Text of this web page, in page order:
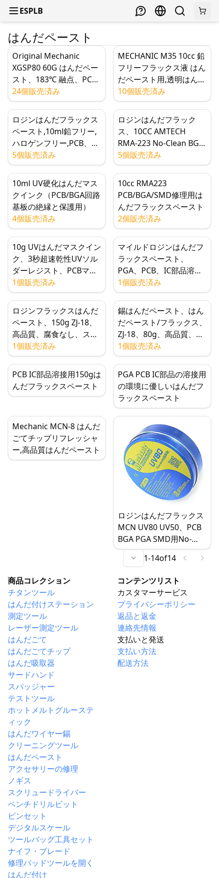
ESPLB
はんだペースト
Original Mechanic
XGSP80 60G はんだペー
スト、183℃ 融点、PCB
SMD SMT チップ修理用
フラックス溶接ペースト
24個販売済み
MECHANIC M35 10cc 鉛
フリーフラックス液 はん
だペースト用,透明はんだ
シリンジ,携帯電話マザー
ボード修理
10個販売済み
ロジンはんだフラックス
ペースト,10ml鉛フリー,
ハロゲンフリー,PCB、
BGA、チップリワーク用
ノークリーニング
5個販売済み
ロジンはんだフラック
ス、10CC AMTECH
RMA-223 No-Clean BGA
PCBフラックスペース
ト、チップのリワーク用
高粘度
5個販売済み
10ml UV硬化はんだマス
クインク（PCB/BGA回路
基板の絶縁と保護用）
4個販売済み
10cc RMA223
PCB/BGA/SMD修理用は
んだフラックスペースト
2個販売済み
10g UVはんだマスクイン
ク、3秒超速乾性UVソル
ダーレジスト、PCBマザ
ーボード、電話フレック
スケーブル、ジャンパー
線安定化用
1個販売済み
マイルドロジンはんだフ
ラックスペースト、
PGA、PCB、IC部品溶接
用環境はんだフラック
ス、低残留、非毒性
1個販売済み
ロジンフラックスはんだ
ペースト、150g ZJ-18、
高品質、腐食なし、スム
ーズな溶接面
1個販売済み
錫はんだペースト、はん
だペースト/フラックス、
ZJ-18、80g、高品質、腐
食なし
1個販売済み
PCB IC部品溶接用150gは
んだフラックスペースト
PGA PCB IC部品の溶接用
の環境に優しいはんだフ
ラックスペースト
Mechanic MCN-8 はんだ
ごてチップリフレッシャ
ー,高品質はんだペースト
ロジンはんだフラックス
MCN UV80 UV50、PCB
BGA PGA SMD用No-
Cleanフラックスはんだ
ペースト
1-14of14
商品コレクション
チタンツール
はんだ付けステーション
測定ツール
レーザー測定ツール
はんだごて
はんだごてチップ
はんだ吸取器
サードハンド
スパッジャー
テストツール
ホットメルトグルーステ
ィック
はんだワイヤー錫
クリーニングツール
はんだペースト
アクセサリーの修理
ノギス
スクリュードライバー
ペンチ ドリルビット
ピンセット
デジタルスケール
ツールバッグ工具セット
ナイフ・ブレード
修理パッドツールを開く
はんだ付け
コンテンツリスト
カスタマーサービス
プライバシーポリシー
返品と返金
連絡先情報
支払いと発送
支払い方法
配送方法